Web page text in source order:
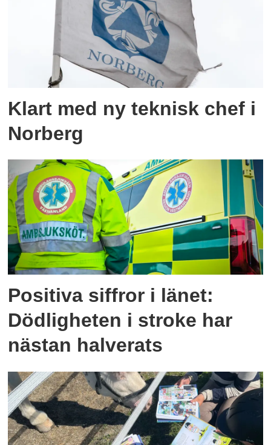
Klart med ny teknisk chef i
Norberg
Positiva siffror i länet:
Dödligheten i stroke har
nästan halverats